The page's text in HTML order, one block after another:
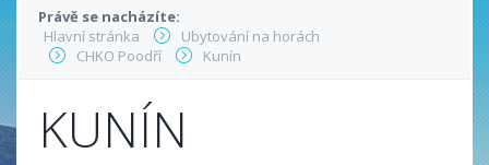
Právě se nacházíte:
Hlavní stránka
Ubytování na horách
CHKO Poodří
Kunín
KUNÍN